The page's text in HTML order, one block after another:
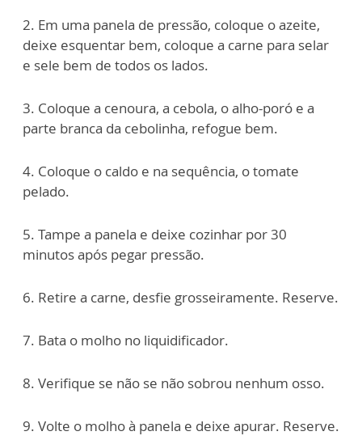
2. Em uma panela de pressão, coloque o azeite,
deixe esquentar bem, coloque a carne para selar
e sele bem de todos os lados.
3. Coloque a cenoura, a cebola, o alho-poró e a
parte branca da cebolinha, refogue bem.
4. Coloque o caldo e na sequência, o tomate
pelado.
5. Tampe a panela e deixe cozinhar por 30
minutos após pegar pressão.
6. Retire a carne, desfie grosseiramente. Reserve.
7. Bata o molho no liquidificador.
8. Verifique se não se não sobrou nenhum osso.
9. Volte o molho à panela e deixe apurar. Reserve.